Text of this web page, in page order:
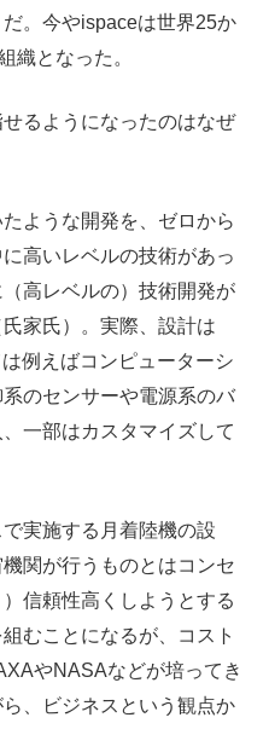
。今やispaceは世界25か
織となった。
るようになったのはなぜ
ような開発を、ゼロから
高いレベルの技術があっ
高レベルの）技術開発が
家氏）。実際、設計は
例えばコンピューターシ
のセンサーや電源系のバ
一部はカスタマイズして
実施する月着陸機の設
関が行うものとはコンセ
信頼性高くしようとする
むことになるが、コスト
やNASAなどが培ってき
、ビジネスという観点か